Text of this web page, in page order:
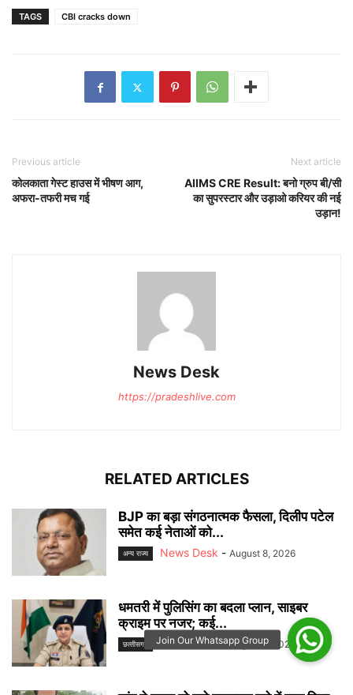
TAGS CBI cracks down
Previous article
कोलकाता गेस्ट हाउस में भीषण आग,
अफरा-तफरी मच गई
Next article
AIIMS CRE Result: बनो ग्रुप बी/सी
का सुपरस्टार और उड़ाओ करियर की नई
उड़ान!
News Desk
https://pradeshlive.com
RELATED ARTICLES
BJP का बड़ा संगठनात्मक फैसला, दिलीप पटेल
समेत कई नेताओं को...
अन्‍य राज्‍य News Desk - August 8, 2026
धमतरी में पुलिसिंग का बदला प्लान, साइबर
क्राइम पर नजर; कई...
छत्‍तीसगढ News Desk - August 8, 2026